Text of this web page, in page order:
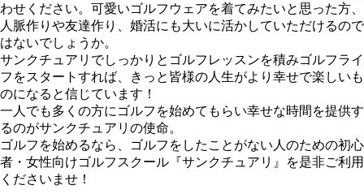
わせください。可愛いゴルフウェアを着てみたいと思った方、
人脈作りや友達作り、婚活にも大いに活かしていただけるので
はないでしょうか。
サンクチュアリでしっかりとゴルフレッスンを積みゴルフライ
フをスタートすれば、きっと皆様の人生がより幸せで楽しいも
のになると信じています！
一人でも多くの方にゴルフを始めてもらい幸せな時間を提供す
るのがサンクチュアリの使命。
ゴルフを始めるなら、ゴルフをしたことがない人のための初心
者・女性向けゴルフスクール『サンクチュアリ』を是非ご利用
くださいませ！